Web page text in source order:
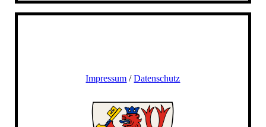
Impressum / Datenschutz